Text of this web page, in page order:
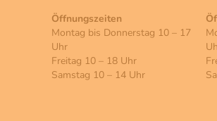
Öffnungszeiten
Montag bis Donnerstag 10 – 17
Uhr
Freitag 10 – 18 Uhr
Samstag 10 – 14 Uhr